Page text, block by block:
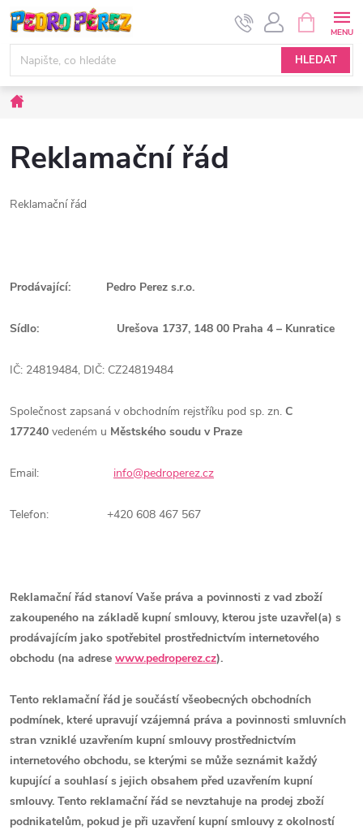
Přejít
na
obsah
HLEDAT
NÁKUPNÍ
KOŠÍK
Reklamační řád
Reklamační řád
Prodávající: Pedro Perez s.r.o.
Sídlo: Urešova 1737, 148 00 Praha 4 – Kunratice
IČ: 24819484, DIČ: CZ24819484
Společnost zapsaná v obchodním rejstříku pod sp. zn. C
177240 vedeném u Městského soudu v Praze
Email: info@pedroperez.cz
Telefon: +420 608 467 567
Reklamační řád stanoví Vaše práva a povinnosti z vad zboží
zakoupeného na základě kupní smlouvy, kterou jste uzavřel(a) s
prodávajícím jako spotřebitel prostřednictvím internetového
obchodu (na adrese www.pedroperez.cz).
Tento reklamační řád je součástí všeobecných obchodních
podmínek, které upravují vzájemná práva a povinnosti smluvních
stran vzniklé uzavřením kupní smlouvy prostřednictvím
internetového obchodu, se kterými se může seznámit každý
kupující a souhlasí s jejich obsahem před uzavřením kupní
smlouvy. Tento reklamační řád se nevztahuje na prodej zboží
podnikatelům, pokud je při uzavření kupní smlouvy z okolností